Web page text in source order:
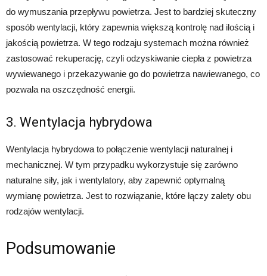
do wymuszania przepływu powietrza. Jest to bardziej skuteczny
sposób wentylacji, który zapewnia większą kontrolę nad ilością i
jakością powietrza. W tego rodzaju systemach można również
zastosować rekuperację, czyli odzyskiwanie ciepła z powietrza
wywiewanego i przekazywanie go do powietrza nawiewanego, co
pozwala na oszczędność energii.
3. Wentylacja hybrydowa
Wentylacja hybrydowa to połączenie wentylacji naturalnej i
mechanicznej. W tym przypadku wykorzystuje się zarówno
naturalne siły, jak i wentylatory, aby zapewnić optymalną
wymianę powietrza. Jest to rozwiązanie, które łączy zalety obu
rodzajów wentylacji.
Podsumowanie